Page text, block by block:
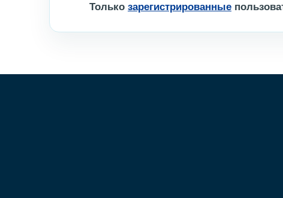
Только зарегистрированные